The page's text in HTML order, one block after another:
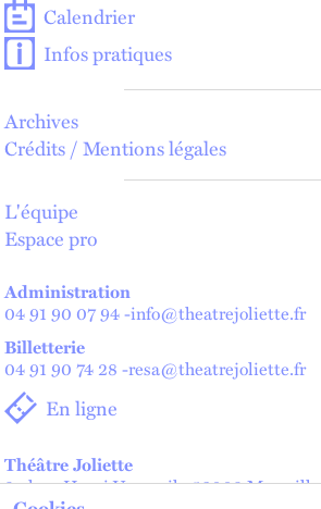
Calendrier
Infos pratiques
Archives
Crédits / Mentions légales
L'équipe
Espace pro
Administration
04 91 90 07 94-info@theatrejoliette.fr
Billetterie
04 91 90 74 28 -resa@theatrejoliette.fr
En ligne
Théâtre Joliette
2 place Henri Verneuil - 13002 Marseille